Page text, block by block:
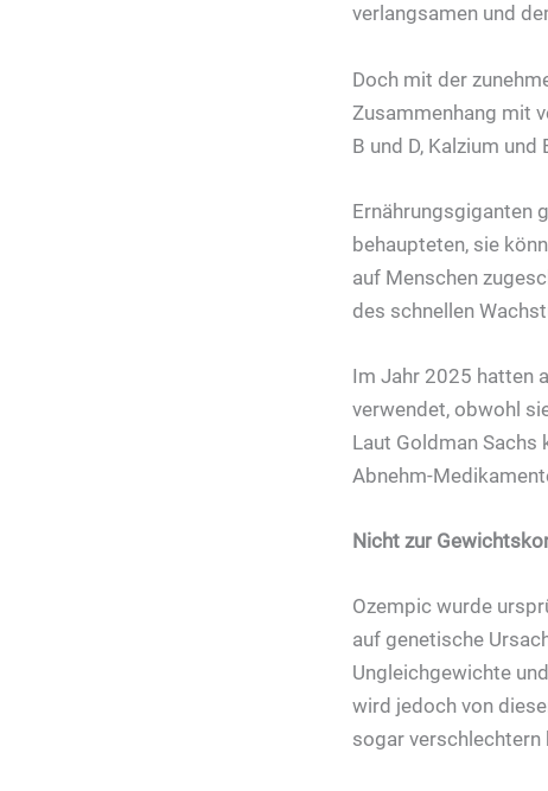
verlangsamen und
Doch mit der
Zusammenhang mit
B und D, Kalzium
Ernährungsgiganten
behaupteten, sie
auf Menschen
des schnellen
Im Jahr 2025 hatten
verwendet, obwohl
Laut Goldman
Abnehm-
Nicht zur
Ozempic wurde
auf genetische
Ungleichgewichte
wird jedoch von
sogar verschlechtern